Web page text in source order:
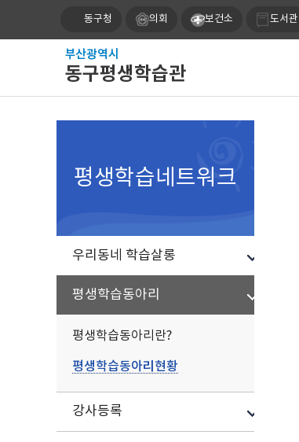
동구청 의회 보건소 도서관
평생학습네트워크
우리동네 학습살롱
평생학습동아리
평생학습동아리란?
평생학습동아리현황
강사등록